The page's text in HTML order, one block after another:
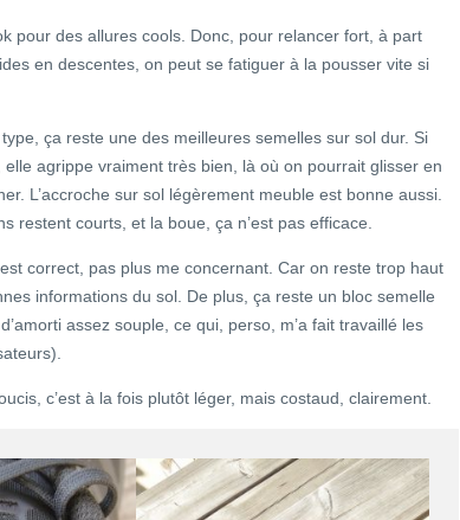
pour des allures cools. Donc, pour relancer fort, à part
en descentes, on peut se fatiguer à la pousser vite si
ça reste une des meilleures semelles sur sol dur. Si
elle agrippe vraiment très bien, là où on pourrait glisser en
L’accroche sur sol légèrement meuble est bonne aussi.
restent courts, et la boue, ça n’est pas efficace.
correct, pas plus me concernant. Car on reste trop haut
informations du sol. De plus, ça reste un bloc semelle
assez souple, ce qui, perso, m’a fait travaillé les
c’est à la fois plutôt léger, mais costaud, clairement.